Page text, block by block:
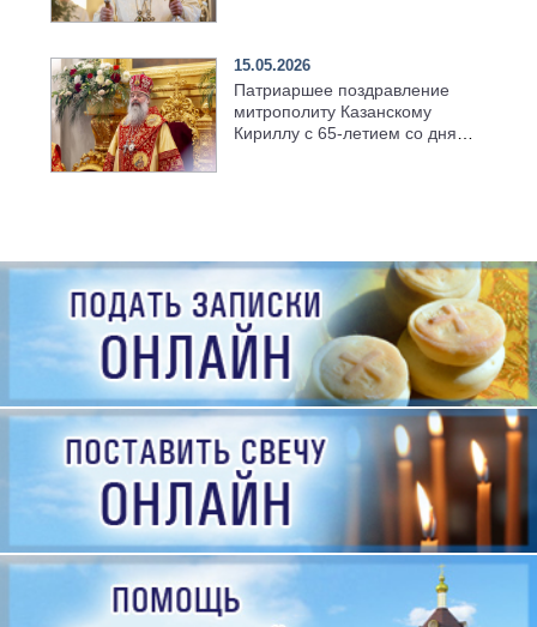
15.05.2026
Патриаршее поздравление
митрополиту Казанскому
Кириллу с 65-летием со дня